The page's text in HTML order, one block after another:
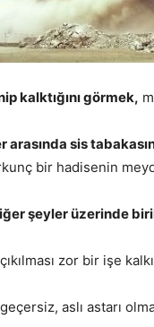
kalktığını görmek,
arasında sis
bir hadisenin
şeyler üzerinde
zor bir işe
aslı astarı